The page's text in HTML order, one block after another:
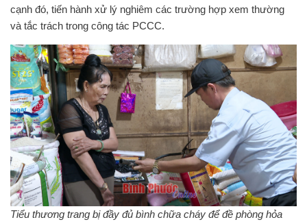
cạnh đó, tiến hành xử lý nghiêm các trường hợp xem thường
và tắc trách trong công tác PCCC.
Tiểu thương trang bị đầy đủ bình chữa cháy để đề phòng hỏa